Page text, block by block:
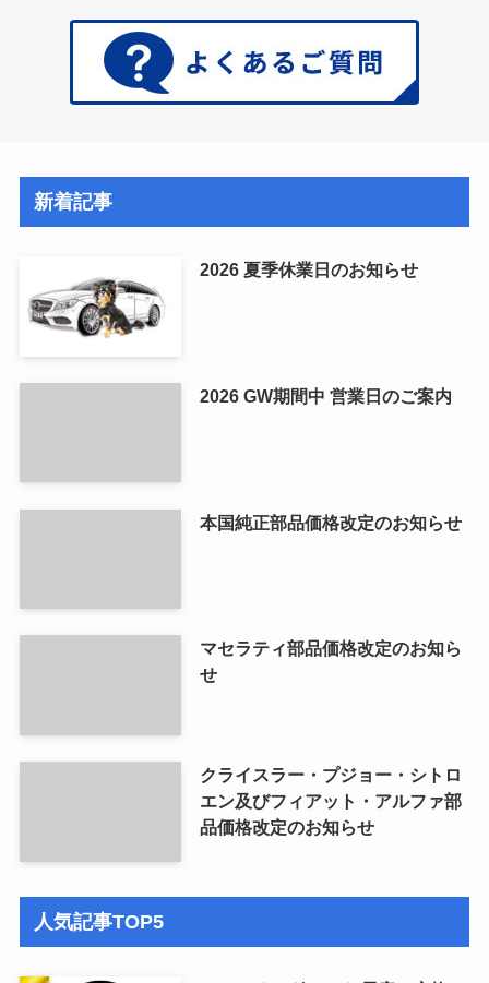
新着記事
2026 夏季休業日のお知らせ
2026 GW期間中 営業日のご案内
本国純正部品価格改定のお知らせ
マセラティ部品価格改定のお知ら
せ
クライスラー・プジョー・シトロ
エン及びフィアット・アルファ部
品価格改定のお知らせ
人気記事TOP5